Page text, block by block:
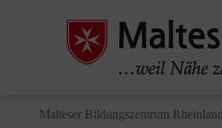
Malteser Bildungszentrum Rheinland